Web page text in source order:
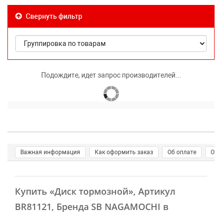
Свернуть фильтр
Подождите, идет запрос производителей...
Важная информация Как оформить заказ Об оплате О
Купить «Диск тормозной», Артикул
BR81121, Бренда SB NAGAMOCHI в